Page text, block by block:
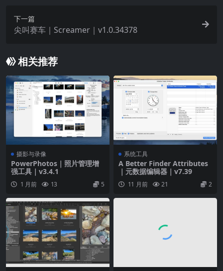
下一篇
尖叫赛车｜Screamer｜v1.0.34378
相关推荐
摄影与录像
PowerPhotos｜照片管理增
强工具｜v3.4.1
1 月前 13 5
系统工具
A Better Finder Attributes
｜元数据编辑器｜v7.39
11 月前 21 2